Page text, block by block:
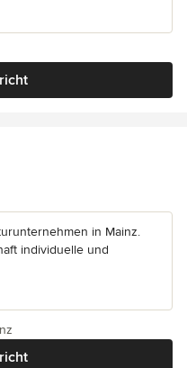
5 Sternen
in Mainz.
individuelle und